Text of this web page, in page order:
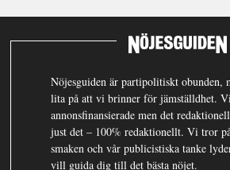
Nöjesguiden är partipolitiskt obunden,
lita på att vi brinner för jämställdhet.
annonsfinansierade men det
just det – 100% redaktionellt. Vi tror
smaken och vår publicistiska tanke
vill guida dig till det bästa nöjet.